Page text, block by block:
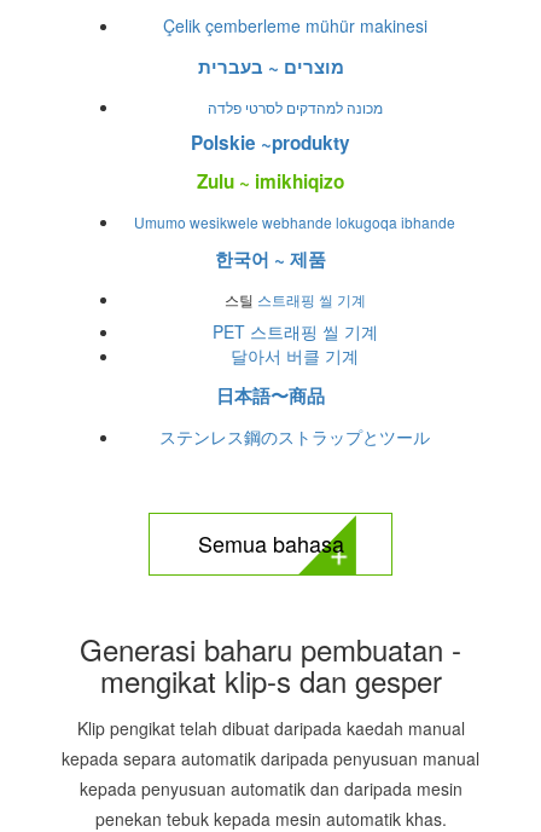
Çelik çemberleme mühür makinesi
מוצרים ~ בעברית
מכונה למהדקים לסרטי פלדה
Polskie ~produkty
Zulu ~ imikhiqizo
Umumo wesikwele webhande lokugoqa ibhande
한국어 ~ 제품
스틸 스트래핑 씰 기계
PET 스트래핑 씰 기계
달아서 버클 기계
日本語〜商品
ステンレス鋼のストラップとツール
Semua bahasa
Generasi baharu pembuatan -
mengikat klip-s dan gesper
Klip pengikat telah dibuat daripada kaedah manual
kepada separa automatik daripada penyusuan manual
kepada penyusuan automatik dan daripada mesin
penekan tebuk kepada mesin automatik khas.